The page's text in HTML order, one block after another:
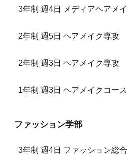
3年制 週4日 メディアヘアメ
2年制 週5日 ヘアメイク専攻
2年制 週3日 ヘアメイク専攻
1年制 週3日 ヘアメイクコース
ファッション学部
3年制 週4日 ファッション総